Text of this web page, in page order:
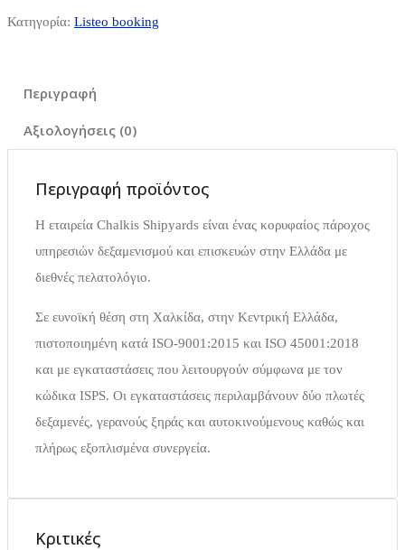
Κατηγορία: Listeo booking
Περιγραφή
Αξιολογήσεις (0)
Περιγραφή προϊόντος
Η εταιρεία Chalkis Shipyards είναι ένας κορυφαίος πάροχος
υπηρεσιών δεξαμενισμού και επισκευών στην Ελλάδα με
διεθνές πελατολόγιο.
Σε ευνοϊκή θέση στη Χαλκίδα, στην Κεντρική Ελλάδα,
πιστοποιημένη κατά ISO-9001:2015 και ISO 45001:2018
και με εγκαταστάσεις που λειτουργούν σύμφωνα με τον
κώδικα ISPS. Οι εγκαταστάσεις περιλαμβάνουν δύο πλωτές
δεξαμενές, γερανούς ξηράς και αυτοκινούμενους καθώς και
πλήρως εξοπλισμένα συνεργεία.
Κριτικές